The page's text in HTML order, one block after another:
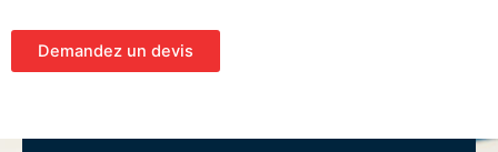
Demandez un devis